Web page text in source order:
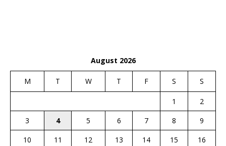
August 2026
M T W T F S S
1
2
3
4 5 6 7 8
9
10
11 12 13 14 15
16